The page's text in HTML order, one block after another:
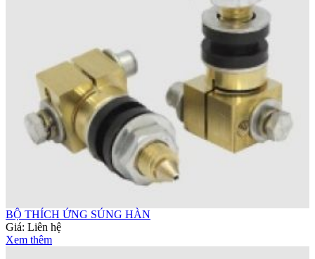
BỘ THÍCH ỨNG SÚNG HÀN
Giá: Liên hệ
Xem thêm